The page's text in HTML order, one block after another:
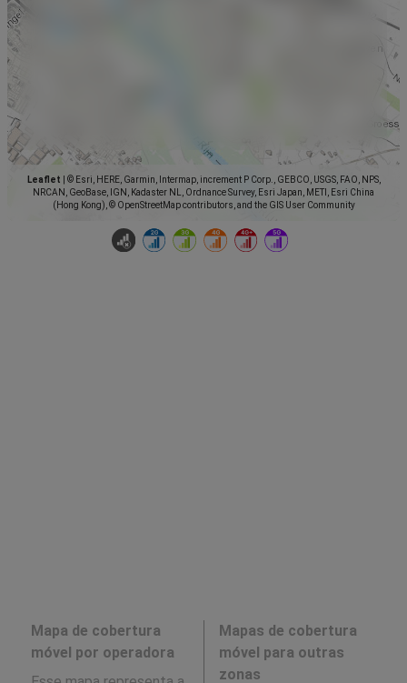
Leaflet
© Esri, HERE, Garmin, Intermap, increment P Corp., GEBCO, USGS, FAO, NPS,
NRCAN, GeoBase, IGN, Kadaster NL, Ordnance Survey, Esri Japan, METI, Esri China
(Hong Kong), © OpenStreetMap contributors, and the GIS User Community
Mapa de cobertura
móvel por operadora
Mapas de cobertura
móvel para outras
zonas